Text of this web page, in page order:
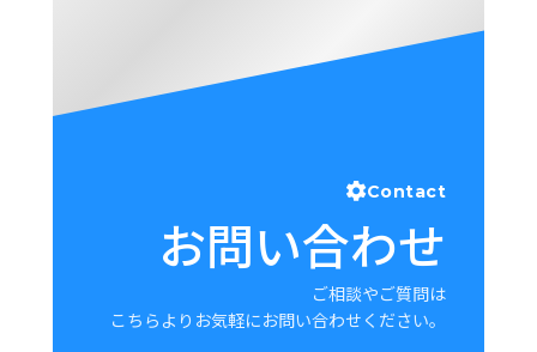
Contact
お問い合わせ
ご相談やご質問は
こちらよりお気軽にお問い合わせください。